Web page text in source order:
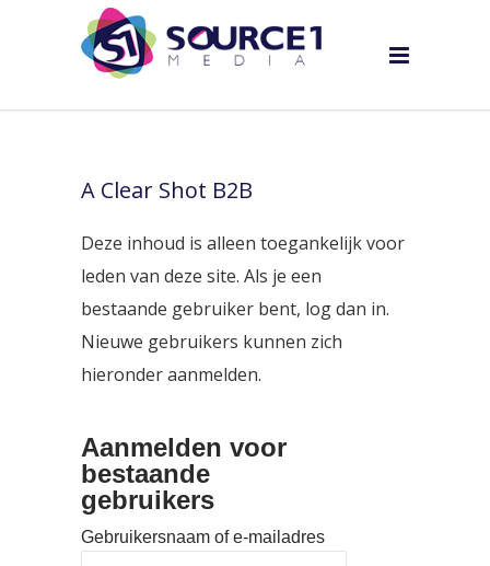
A Clear Shot B2B
Deze inhoud is alleen toegankelijk voor
leden van deze site. Als je een
bestaande gebruiker bent, log dan in.
Nieuwe gebruikers kunnen zich
hieronder aanmelden.
Aanmelden voor
bestaande
gebruikers
Gebruikersnaam of e-mailadres